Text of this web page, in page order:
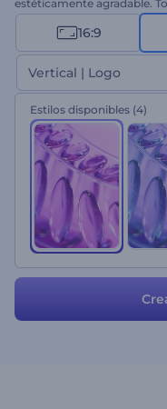
estéticamente agradable.
oraciones y deseos para
obtener un opener de logo
para compartir en vísperas
comerciales de televisión,
más. ¡Pruébalo ahora!
16:9
Vertical | Logo
Estilos disponibles (4)